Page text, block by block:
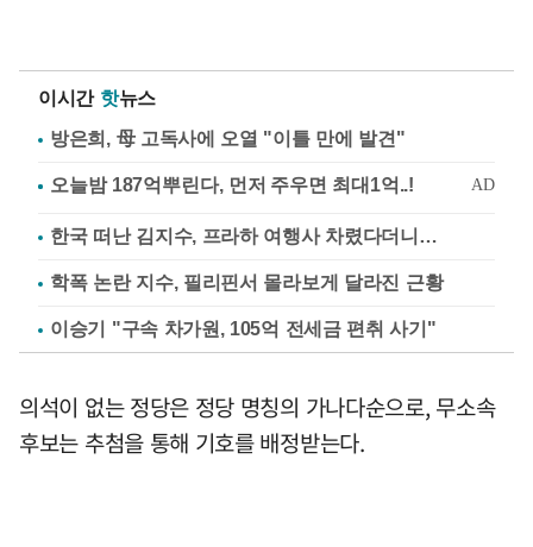
이시간 핫뉴스
방은희, 母 고독사에 오열 "이틀 만에 발견"
한국 떠난 김지수, 프라하 여행사 차렸다더니…
학폭 논란 지수, 필리핀서 몰라보게 달라진 근황
이승기 "구속 차가원, 105억 전세금 편취 사기"
의석이 없는 정당은 정당 명칭의 가나다순으로, 무소속
후보는 추첨을 통해 기호를 배정받는다.